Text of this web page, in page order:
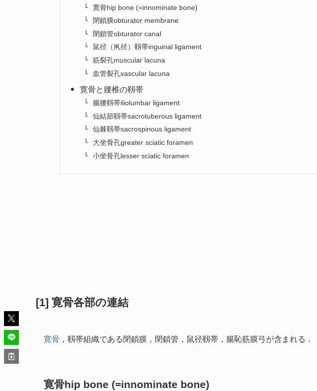
寛骨hip bone (=innominate bone)
閉鎖膜obturator membrane
閉鎖管obturator canal
鼠径（鼡径）靱帯inguinal ligament
筋裂孔muscular lacuna
血管裂孔vascular lacuna
寛骨と腰椎の靱帯
腸腰靱帯iliolumbar ligament
仙結節靱帯sacrotuberous ligament
仙棘靱帯sacrospinous ligament
大坐骨孔greater sciatic foramen
小坐骨孔lesser sciatic foramen
[1] 寛骨各部の連結
寛骨 ，靱帯組織である閉鎖膜，閉鎖管，鼠径靱帯，腸恥筋膜弓が含まれる．
寛骨hip bone (=innominate bone)